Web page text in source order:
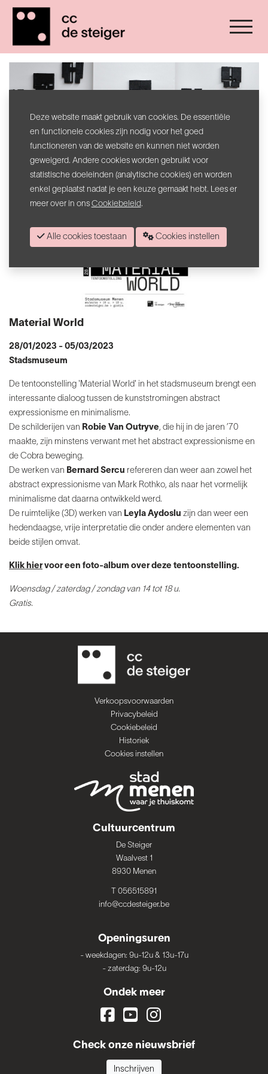
Material World
28/01/2023 - 05/03/2023
Stadsmuseum
De tentoonstelling 'Material World' in het stadsmuseum brengt een
interessante dialoog tussen de kunststromingen abstract
expressionisme en minimalisme.
De schilderijen van Robie Van Outryve, die hij in de jaren ’70
maakte, zijn minstens verwant met het abstract expressionisme en
de Cobra beweging.
De werken van Bernard Sercu refereren dan weer aan zowel het
abstract expressionisme van Mark Rothko, als naar het vormelijk
minimalisme dat daarna ontwikkeld werd.
De ruimtelijke (3D) werken van Leyla Aydoslu zijn dan weer een
hedendaagse, vrije interpretatie die onder andere elementen van
beide stijlen omvat.
Klik hiervoor een foto-album over deze tentoonstelling.
Woensdag / zaterdag / zondag van 14 tot 18 u.
Gratis.
Verkoopsvoorwaarden
Privacybeleid
Cookiebeleid
Historiek
Cookies instellen
Cultuurcentrum
De Steiger
Waalvest 1
8930 Menen
T 056515891
info@ccdesteiger.be
Openingsuren
- weekdagen: 9u-12u & 13u-17u
- zaterdag: 9u-12u
Ondek meer
Check onze nieuwsbrief
Inschrijven
Deze website maakt gebruik van cookies. De essentiële
en functionele cookies zijn nodig voor het goed
functioneren van de website en kunnen niet worden
geweigerd. Andere cookies worden gebruikt voor
statistische doeleinden (analytische cookies) en worden
enkel geplaatst nadat je een keuze gemaakt hebt. Lees er
meer over in ons Cookiebeleid.
Alle cookies toestaan Cookies instellen